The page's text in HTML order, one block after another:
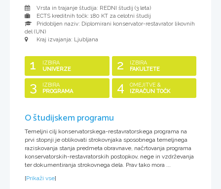
Vrsta in trajanje študija: REDNI študij (3 leta)
ECTS kreditnih točk: 180 KT za celotni študij
Pridobljen naziv: Diplomirani konservator-restavrator likovnih
del (UN)
Kraj izvajanja: Ljubljana
1
IZBIRA
UNIVERZE
2
IZBIRA
FAKULTETE
3
IZBIRA
PROGRAMA
4
OMEJITVE &
IZRAČUN TOČK
O študijskem programu
Temeljni cilj konservatorskega-restavratorskega programa na
prvi stopnji je oblikovati strokovnjaka sposobnega temeljnega
raziskovanja stanja predmeta obravnave, načrtovanja programa
konservatorskih-restavratorskih postopkov, nege in vzdrževanja
ter dokumentiranja strokovnega dela. Prav tako mora ...
[Prikaži vse]